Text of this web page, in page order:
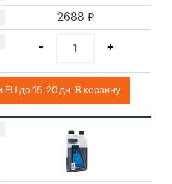
Husqvarna
Husqvarna
Husqvarna
Husqvarna
Husqvarna
Husqvarna
Husqvarna
Husqvarna
Husqvarna
2688 i
- +
Поставка из РФ или EU до 15-20 дн. В корзину